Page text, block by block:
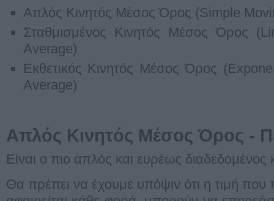
Απλός Κινητός Μέσος Όρος (Simple
Σταθμισμένος Κινητός Μέσος Όρος
Average)
Εκθετικός Κινητός Μέσος Όρος
Average)
Απλός Κινητός Μέσος Όρος -
Είναι ο πιο απλός και ευρέως διαδεδομένος
Θα πρέπει να έχουμε υπόψιν ότι η τιμή που